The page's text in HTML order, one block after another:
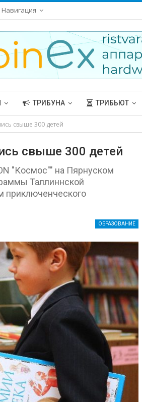
Навигация
ТРИБУНА ТРИБЬЮТ
свыше 300 детей
свыше 300 детей
"Космос"" на Пярнуском
Таллиннской
приключенческого
ОБРАЗОВАНИЕ